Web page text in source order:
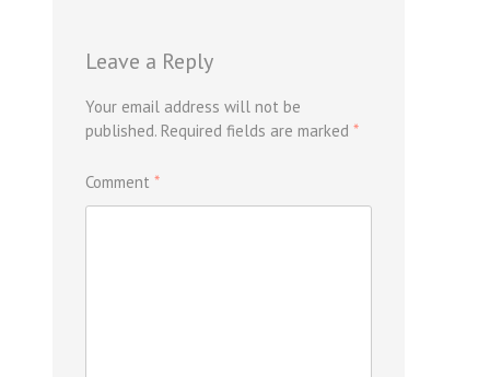
Leave a Reply
Your email address will not be
published. Required fields are marked *
Comment *